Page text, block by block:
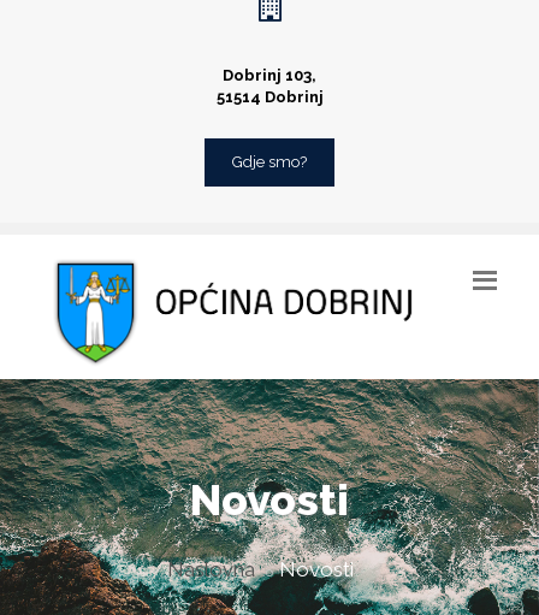
Dobrinj 103,
51514 Dobrinj
Gdje smo?
Novosti
Naslovna Novosti